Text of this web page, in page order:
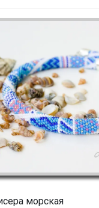
морская